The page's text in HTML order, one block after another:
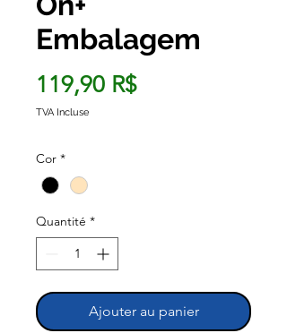
Embalagem
119,90 R$Prix
TVA Incluse
Cor *
Quantité *
Ajouter au panier